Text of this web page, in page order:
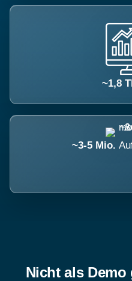
~1,8
~3-5 Mio.
Nicht als Demo